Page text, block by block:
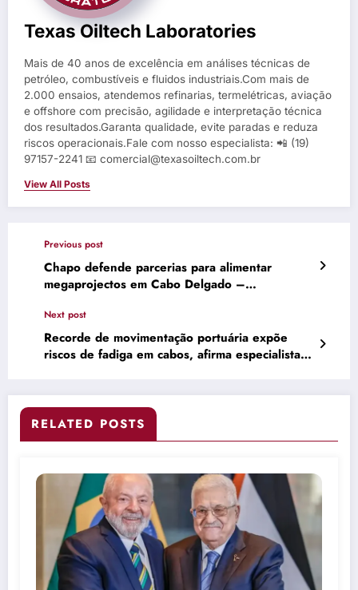
Texas Oiltech Laboratories
Mais de 40 anos de excelência em análises técnicas de
petróleo, combustíveis e fluidos industriais.Com mais de
2.000 ensaios, atendemos refinarias, termelétricas, aviação
e offshore com precisão, agilidade e interpretação técnica
dos resultados.Garanta qualidade, evite paradas e reduza
riscos operacionais.Fale com nosso especialista: 📲 (19)
97157-2241 📧 comercial@texasoiltech.com.br
View All Posts
Previous post
Chapo defende parcerias para alimentar
megaprojectos em Cabo Delgado –
Next post
Recorde de movimentação portuária expõe
riscos de fadiga em cabos, afirma especialista –
RELATED POSTS